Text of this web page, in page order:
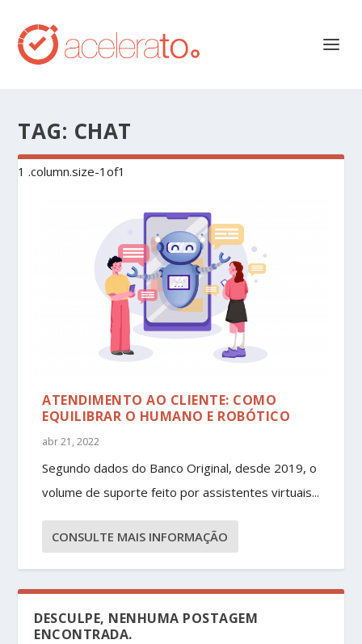
TAG: CHAT
ATENDIMENTO AO CLIENTE: COMO
EQUILIBRAR O HUMANO E ROBÓTICO
abr 21, 2022
Segundo dados do Banco Original, desde 2019, o
volume de suporte feito por assistentes virtuais...
CONSULTE MAIS INFORMAÇÃO
DESCULPE, NENHUMA POSTAGEM
ENCONTRADA.